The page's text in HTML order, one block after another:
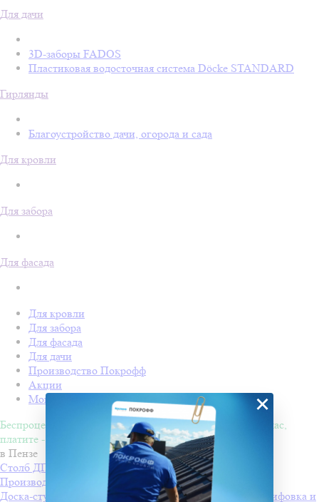
Для дачи
3D-заборы FADOS
Пластиковая водосточная система Döcke STANDARD
Гирлянды
Благоустройство дачи, огорода и сада
Для кровли
Для забора
Для фасада
Для кровли
Для забора
Для фасада
Для дачи
Производство Покрофф
Акции
Монтаж
Беспроцентная рассрочка на 4 месяца. Покупайте - сейчас,
платите - потом!
в Пензе
Столб ДПК Grand Line 100х100мм тиснение (на трубу)
Производитель
Grand Line
Доска-ступень стартовая ДПК Grand Line 160х22мм шлифовка и
×